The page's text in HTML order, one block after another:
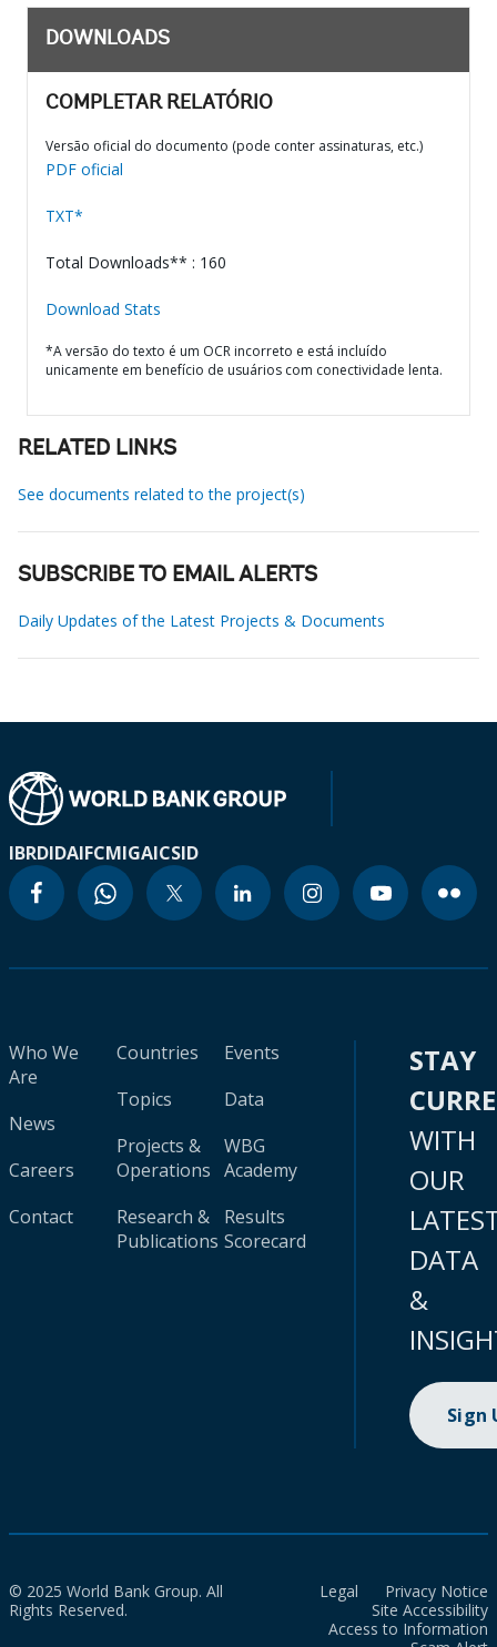
DOWNLOADS
COMPLETAR RELATÓRIO
Versão oficial do documento (pode conter assinaturas, etc.)
PDF oficial
TXT*
Total Downloads** : 160
Download Stats
*A versão do texto é um OCR incorreto e está incluído
unicamente em benefício de usuários com conectividade lenta.
RELATED LINKS
See documents related to the project(s)
SUBSCRIBE TO EMAIL ALERTS
Daily Updates of the Latest Projects & Documents
IBRDIDAIFCMIGAICSID
Who We
Are
News
Careers
Contact
Countries
Topics
Projects &
Operations
Research &
Publications
Events
Data
WBG
Academy
Results
Scorecard
STAY
WITH
OUR
DATA
&
Sign
© 2025 World Bank Group. All
Rights Reserved.
Legal
Privacy Notice
Site Accessibility
Access to Information